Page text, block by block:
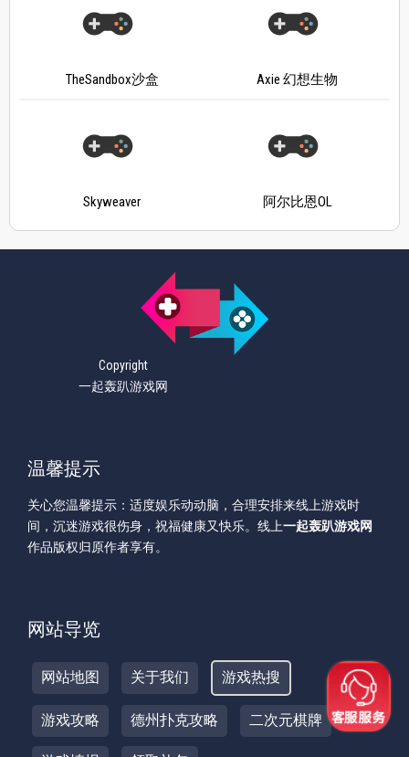
TheSandbox沙盒 Axie 幻想生物
Skyweaver 阿尔比恩OL
Copyright
一起轰趴游戏网
温馨提示
关心您温馨提示：适度娱乐动动脑，合理安排来线上游戏时
间，沉迷游戏很伤身，祝福健康又快乐。线上一起轰趴游戏网
作品版权归原作者享有。
网站导览
网站地图 关于我们 游戏热搜
游戏攻略 德州扑克攻略 二次元棋牌